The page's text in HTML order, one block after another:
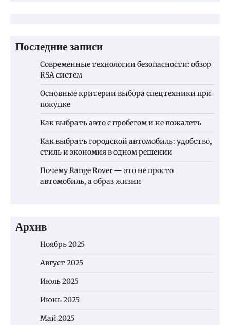
Последние записи
Современные технологии безопасности: обзор
RSA систем
Основные критерии выбора спецтехники при
покупке
Как выбрать авто с пробегом и не пожалеть
Как выбрать городской автомобиль: удобство,
стиль и экономия в одном решении
Почему Range Rover — это не просто
автомобиль, а образ жизни
Архив
Ноябрь 2025
Август 2025
Июль 2025
Июнь 2025
Май 2025